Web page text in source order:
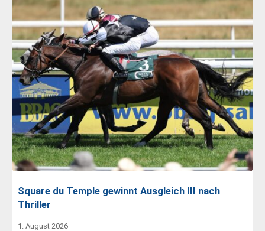
Square du Temple gewinnt Ausgleich III nach
Thriller
1. August 2026